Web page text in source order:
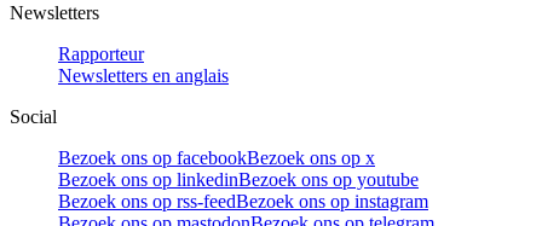
Newsletters
Rapporteur
Newsletters en anglais
Social
Bezoek ons op facebookBezoek ons op x
Bezoek ons op linkedinBezoek ons op youtube
Bezoek ons op rss-feedBezoek ons op instagram